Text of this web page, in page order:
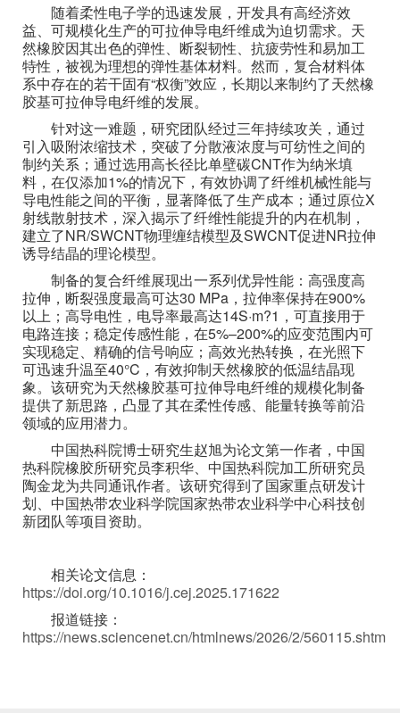
随着柔性电子学的迅速发展，开发具有高经济效
益、可规模化生产的可拉伸导电纤维成为迫切需求。天
然橡胶因其出色的弹性、断裂韧性、抗疲劳性和易加工
特性，被视为理想的弹性基体材料。然而，复合材料体
系中存在的若干固有“权衡”效应，长期以来制约了天然橡
胶基可拉伸导电纤维的发展。
针对这一难题，研究团队经过三年持续攻关，通过
引入吸附浓缩技术，突破了分散液浓度与可纺性之间的
制约关系；通过选用高长径比单壁碳CNT作为纳米填
料，在仅添加1%的情况下，有效协调了纤维机械性能与
导电性能之间的平衡，显著降低了生产成本；通过原位X
射线散射技术，深入揭示了纤维性能提升的内在机制，
建立了NR/SWCNT物理缠结模型及SWCNT促进NR拉伸
诱导结晶的理论模型。
制备的复合纤维展现出一系列优异性能：高强度高
拉伸，断裂强度最高可达30 MPa，拉伸率保持在900%
以上；高导电性，电导率最高达14S·m?1，可直接用于
电路连接；稳定传感性能，在5%–200%的应变范围内可
实现稳定、精确的信号响应；高效光热转换，在光照下
可迅速升温至40°C，有效抑制天然橡胶的低温结晶现
象。该研究为天然橡胶基可拉伸导电纤维的规模化制备
提供了新思路，凸显了其在柔性传感、能量转换等前沿
领域的应用潜力。
中国热科院博士研究生赵旭为论文第一作者，中国
热科院橡胶所研究员李积华、中国热科院加工所研究员
陶金龙为共同通讯作者。该研究得到了国家重点研发计
划、中国热带农业科学院国家热带农业科学中心科技创
新团队等项目资助。
相关论文信息：
https://doi.org/10.1016/j.cej.2025.171622
报道链接：
https://news.sciencenet.cn/htmlnews/2026/2/560115.shtm